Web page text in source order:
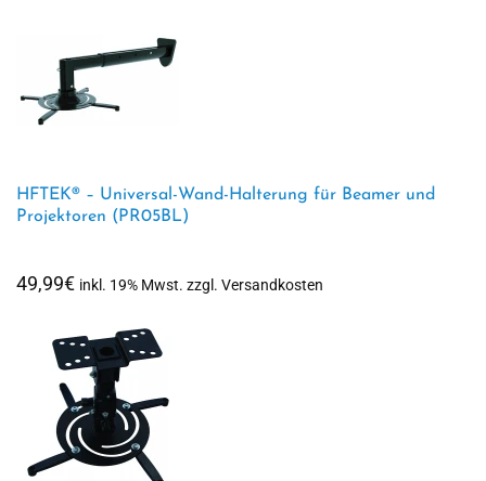
HFTEK® – Universal-Wand-Halterung für Beamer und
Projektoren (PR05BL)
49,99€ inkl. 19% Mwst. zzgl. Versandkosten